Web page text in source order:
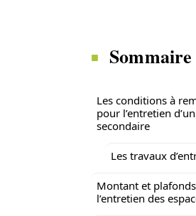
Sommaire
Les conditions à
pour l’entretien
secondaire
Les travaux
Montant et
l’entretien des